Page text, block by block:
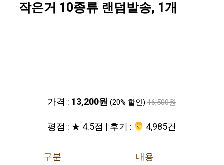
작은거 10종류 랜덤발송, 1개
가격 : 13,200원 (20% 할인) 16,500원
평점 : ★ 4.5점 | 후기 : ‍‍ 4,985건
구분
내용